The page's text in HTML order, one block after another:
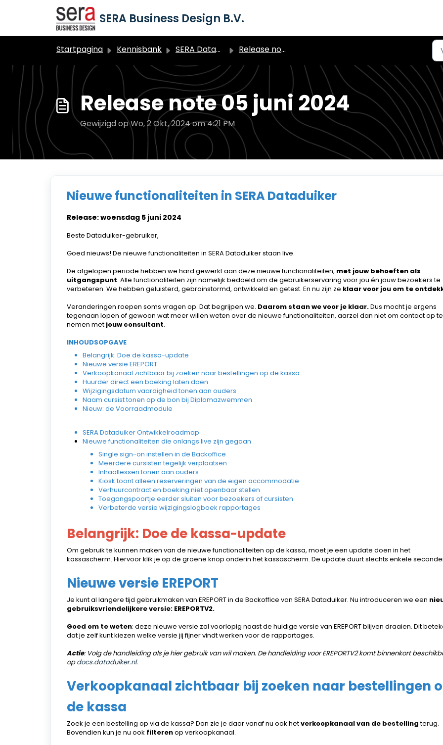
Doorgaan naar hoofdinhoud
SERA Business Design B.V.
Startpagina Kennisbank SERA Dataduiker Algemeen Release notes
Release note 05 juni 2024
Gewijzigd op Wo, 2 Okt, 2024 om 4:21 PM
Nieuwe functionaliteiten in SERA Dataduiker
Release: woensdag 5 juni 2024
Beste Dataduiker-gebruiker,
Goed nieuws! De nieuwe functionaliteiten in SERA Dataduiker staan live.
De afgelopen periode hebben we hard gewerkt aan deze nieuwe functionaliteiten, met jouw behoeften als
uitgangspunt. Alle functionaliteiten zijn namelijk bedoeld om de gebruikerservaring voor jou én jouw bezoekers te
verbeteren. We hebben geluisterd, gebrainstormd, ontwikkeld en getest. En nu zijn ze klaar voor jou om te
Veranderingen roepen soms vragen op. Dat begrijpen we. Daarom staan we voor je klaar.Dus mocht je ergens
tegenaan lopen of gewoon wat meer willen weten over de nieuwe functionaliteiten, aarzel dan niet om contact op te
nemen met jouw consultant.
INHOUDSOPGAVE
Belangrijk: Doe de kassa-update
Nieuwe versie EREPORT
Verkoopkanaal zichtbaar bij zoeken naar bestellingen op de kassa
Huurder direct een boeking laten doen
Wijzigingsdatum vaardigheid tonen aan ouders
Naam cursist tonen op de bon bij Diplomazwemmen
Nieuw: de Voorraadmodule
SERA Dataduiker Ontwikkelroadmap
Nieuwe functionaliteiten die onlangs live zijn gegaan
Single sign-on instellen in de Backoffice
Meerdere cursisten tegelijk verplaatsen
Inhaallessen tonen aan ouders
Kiosk toont alleen reserveringen van de eigen accommodatie
Verhuurcontract en boeking niet openbaar stellen
Toegangspoortje eerder sluiten voor bezoekers of cursisten
Verbeterde versie wijzigingslogboek rapportages
Belangrijk: Doe de kassa-update
Om gebruik te kunnen maken van de nieuwe functionaliteiten op de kassa, moet je een update doen in het
kassascherm. Hiervoor klik je op de groene knop onderin het kassascherm. De update duurt slechts enkele
Nieuwe versie EREPORT
Je kunt al langere tijd gebruikmaken van EREPORT in de Backoffice van SERA Dataduiker. Nu introduceren we een
gebruiksvriendelijkere versie: EREPORTV2.
Goed om te weten: deze nieuwe versie zal voorlopig naast de huidige versie van EREPORT blijven draaien. Dit
dat je zelf kunt kiezen welke versie jij fijner vindt werken voor de rapportages.
Actie: Volg de handleiding als je hier gebruik van wil maken. De handleiding voor EREPORTV2 komt binnenkort
opdocs.dataduiker.nl.
Verkoopkanaal zichtbaar bij zoeken naar bestellingen
de kassa
Zoek je een bestelling op via de kassa? Dan zie je daar vanaf nu ook hetverkoopkanaal van de bestellingterug.
Bovendien kun je nu ook filterenop verkoopkanaal.